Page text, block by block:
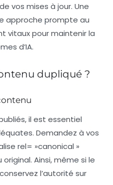
vos mises à jour. Une
approche prompte au
vitaux pour maintenir la
d’IA.
dupliqué ?
il est essentiel
Demandez à vos
rel= »canonical »
Ainsi, même si le
l’autorité sur